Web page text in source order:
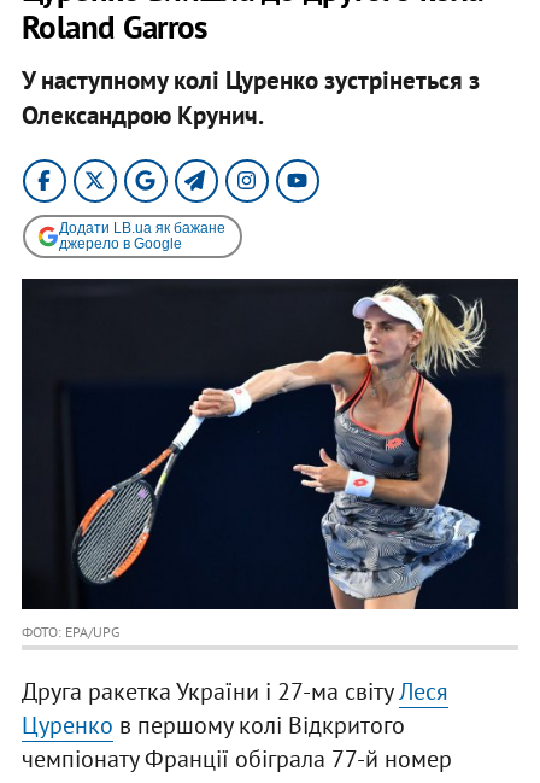
Roland Garros
У наступному колі Цуренко зустрінеться з
Олександрою Крунич.
Додати LB.ua як бажане
джерело в Google
ФОТО: EPA/UPG
Друга ракетка України і 27-ма світуЛеся
Цуренко в першому колі Відкритого
чемпіонату Франції обіграла 77-й номер